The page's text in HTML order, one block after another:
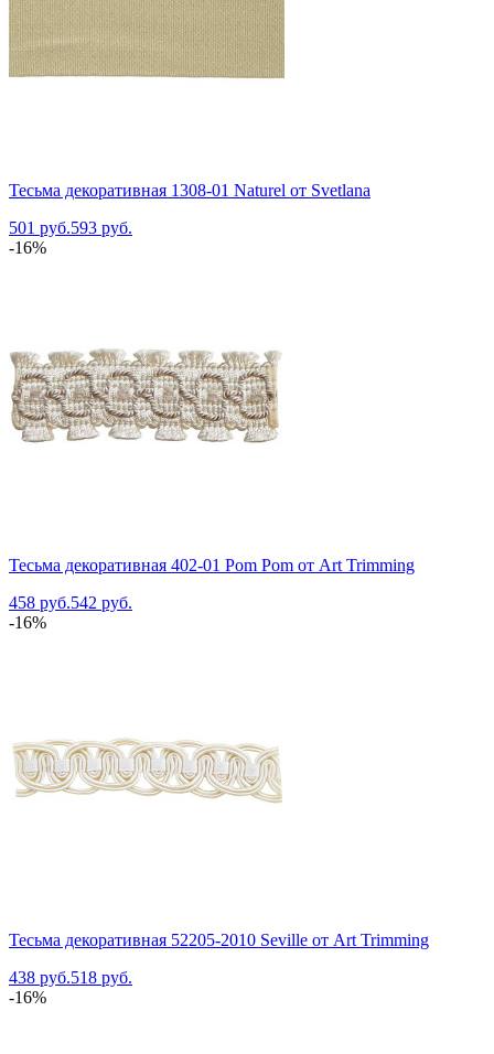
Тесьма декоративная 1308-01 Naturel от Svetlana
501 руб.593 руб.
-16%
Тесьма декоративная 402-01 Pom Pom от Art Trimming
458 руб.542 руб.
-16%
Тесьма декоративная 52205-2010 Seville от Art Trimming
438 руб.518 руб.
-16%